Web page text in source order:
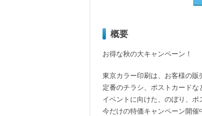
概要
お得な秋の大キャンペーン！
東京カラー印刷は、お客様の販
定番のチラシ、ポストカードな
イベントに向けた、のぼり、
今だけの特価キャンペーン開催